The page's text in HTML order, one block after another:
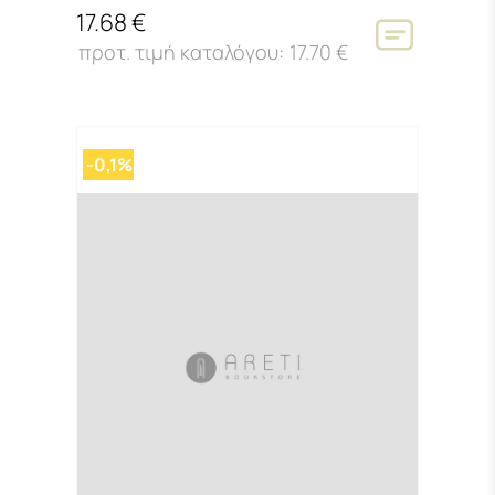
17.68 €
17.70 €
-0,1%